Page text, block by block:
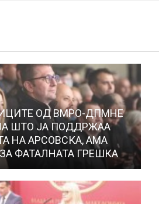
ОД ВМРО-ДПМНЕ
ШТО ЈА ПОДДРЖАА
НА АРСОВСКА, АМА
ФАТАЛНАТА ГРЕШКА